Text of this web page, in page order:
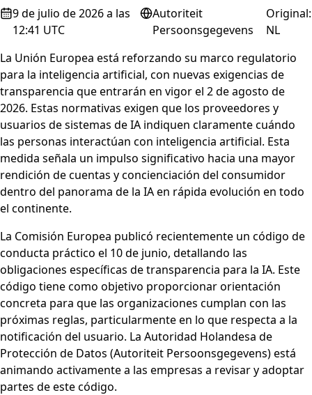
9 de julio de 2026 a las
12:41 UTC
Autoriteit
Persoonsgegevens
Original:
NL
La Unión Europea está reforzando su marco regulatorio
para la inteligencia artificial, con nuevas exigencias de
transparencia que entrarán en vigor el 2 de agosto de
2026. Estas normativas exigen que los proveedores y
usuarios de sistemas de IA indiquen claramente cuándo
las personas interactúan con inteligencia artificial. Esta
medida señala un impulso significativo hacia una mayor
rendición de cuentas y concienciación del consumidor
dentro del panorama de la IA en rápida evolución en todo
el continente.
La Comisión Europea publicó recientemente un código de
conducta práctico el 10 de junio, detallando las
obligaciones específicas de transparencia para la IA. Este
código tiene como objetivo proporcionar orientación
concreta para que las organizaciones cumplan con las
próximas reglas, particularmente en lo que respecta a la
notificación del usuario. La Autoridad Holandesa de
Protección de Datos (Autoriteit Persoonsgegevens) está
animando activamente a las empresas a revisar y adoptar
partes de este código.